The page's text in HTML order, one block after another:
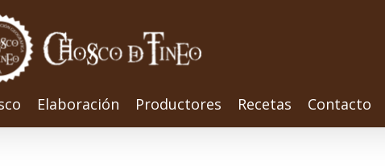
Elaboración Productores Recetas Contacto